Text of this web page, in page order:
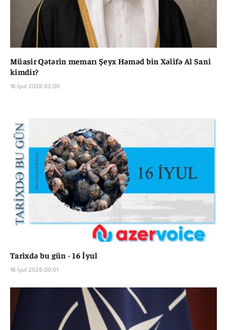
Müasir Qətərin memarı Şeyx Həməd bin Xəlifə Al Sani
kimdir?
16 İyul 2026 02:00
Tarixdə bu gün - 16 İyul
16 İyul 2026 00:01